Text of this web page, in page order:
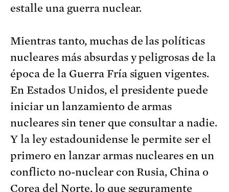
estalle una guerra nuclear.
Mientras tanto, muchas de las políticas
nucleares más absurdas y peligrosas de la
época de la Guerra Fría siguen vigentes.
En Estados Unidos, el presidente puede
iniciar un lanzamiento de armas
nucleares sin tener que consultar a nadie.
Y la ley estadounidense le permite ser el
primero en lanzar armas nucleares en un
conflicto no-nuclear con Rusia, China o
Corea del Norte, lo que seguramente